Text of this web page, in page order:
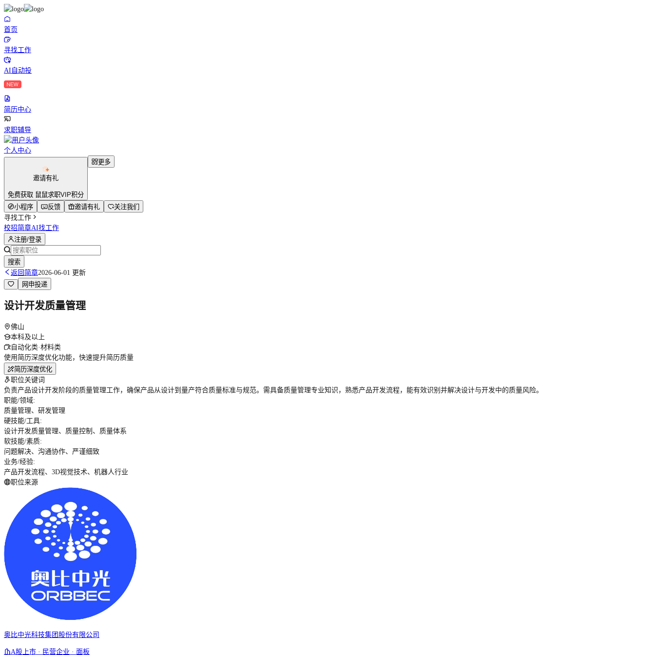
首页
寻找工作
AI自动投
简历中心
求职辅导
个人中心
邀请有礼
免费获取 鼠鼠求职VIP积分
更多
小程序 反馈 邀请有礼
关注我们
寻找工作
校招简章AI找工作
注册/登录
搜索
返回简章2026-06-01 更新
网申投递
设计开发质量管理
佛山
本科及以上
自动化类·材料类
使用简历深度优化功能，快速提升简历质量
简历深度优化
职位关键词
负责产品设计开发阶段的质量管理工作，确保产品从设计到量产符合质量标准与规范。需具备质量管理专业知识，熟悉产品开发流程，能有效识别并解决设计与开发中的质量风险。
职能/领域:
质量管理、研发管理
硬技能/工具:
设计开发质量管理、质量控制、质量体系
软技能/素质:
问题解决、沟通协作、严谨细致
业务/经验:
产品开发流程、3D视觉技术、机器人行业
职位来源
奥比中光科技集团股份有限公司
A股上市 · 民营企业 · 面板